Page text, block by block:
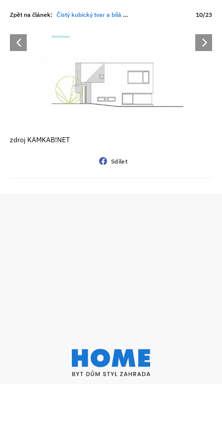
Zpět na článek: Čistý kubický tvar a bílá barva: Rodinný dům v brněnském Komíně 10/23
zdroj KAMKAB!NET
Sdílet